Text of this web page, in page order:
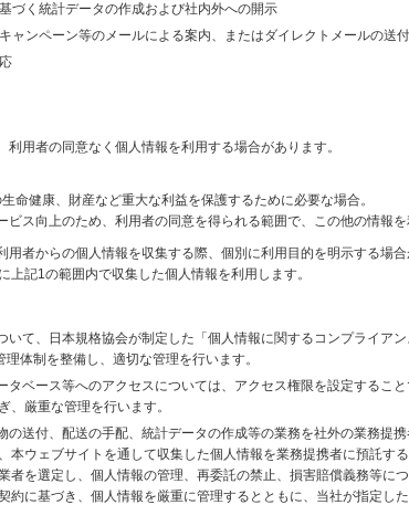
づく統計データの作成および社内外への開示
ャンペーン等のメールによる案内、またはダイレクトメールの送付
用者の同意なく個人情報を利用する場合があります。
命健康、財産など重大な利益を保護するために必要な場合。
ビス向上のため、利用者の同意を得られる範囲で、この他の情報を
用者からの個人情報を収集する際、個別に利用目的を明示する場
上記1の範囲内で収集した個人情報を利用します。
いて、日本規格協会が制定した「個人情報に関するコンプライア
体制を整備し、適切な管理を行います。
タベース等へのアクセスについては、アクセス権限を設定するこ
、厳重な管理を行います。
の送付、配送の手配、統計データの作成等の業務を社外の業務提
本ウェブサイトを通して収集した個人情報を業務提携者に預託す
者を選定し、個人情報の管理、再委託の禁止、損害賠償義務等に
約に基づき、個人情報を厳重に管理するとともに、当社が指定し